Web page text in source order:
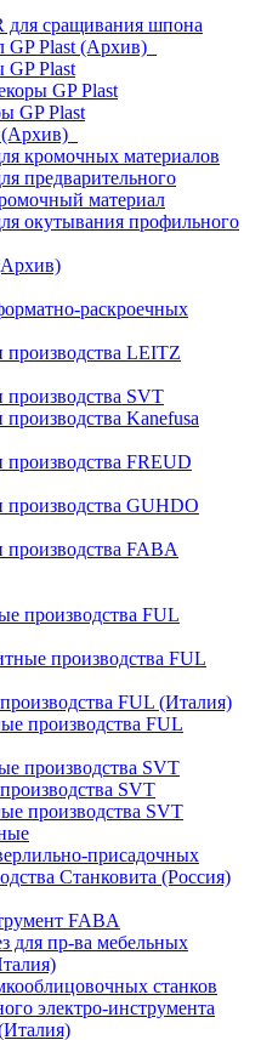
для сращивания шпона
GP Plast (Архив)
GP Plast
GP Plast
GP Plast
кромочных материалов
предварительного
материал
окутывания профильного
раскроечных
LEITZ
SVT
Kanefusa
FREUD
GUHDO
FABA
производства FUL
производства FUL
FUL (Италия)
производства FUL
производства SVT
SVT
производства SVT
присадочных
Станковита (Россия)
FABA
для пр-ва мебельных
станков
электро-инструмента